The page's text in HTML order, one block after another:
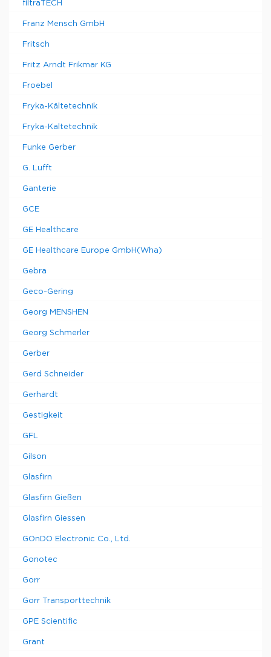
filtraTECH
Franz Mensch GmbH
Fritsch
Fritz Arndt Frikmar KG
Froebel
Fryka-Kältetechnik
Fryka-Kaltetechnik
Funke Gerber
G. Lufft
Ganterie
GCE
GE Healthcare
GE Healthcare Europe GmbH(Wha)
Gebra
Geco-Gering
Georg MENSHEN
Georg Schmerler
Gerber
Gerd Schneider
Gerhardt
Gestigkeit
GFL
Gilson
Glasfirn
Glasfirn Gießen
Glasfirn Giessen
GOnDO Electronic Co., Ltd.
Gonotec
Gorr
Gorr Transporttechnik
GPE Scientific
Grant